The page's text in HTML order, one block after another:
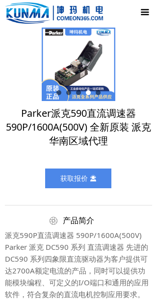
끀
首页
联系我们
Parker派克590直流调速器
590P/1600A(500V) 全新原装 派克
华南区域代理
产品简介
派克590P直流调速器 590P/1600A(500V)
Parker 派克 DC590 系列 直流调速器 先进的
DC590 系列四象限直流驱动器为客户提供可
达2700A额定电流的产品，同时可以提供功
能模块编程、可定义的I/O端口和通用的应用
软件，符合复杂的直流电机控制应用要求。
ꁵ
获取报价 끤